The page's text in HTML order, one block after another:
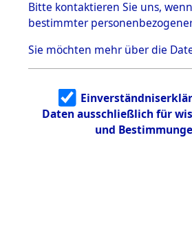
Erhebungen
zu
Todesmärsch
en
5.3.2
Identifizierun
g
5.3.3
Todesmärsch
Bitte kontaktieren Sie uns,
bestimmter
Sie möchten mehr über die
Daten ausschließlich für
und